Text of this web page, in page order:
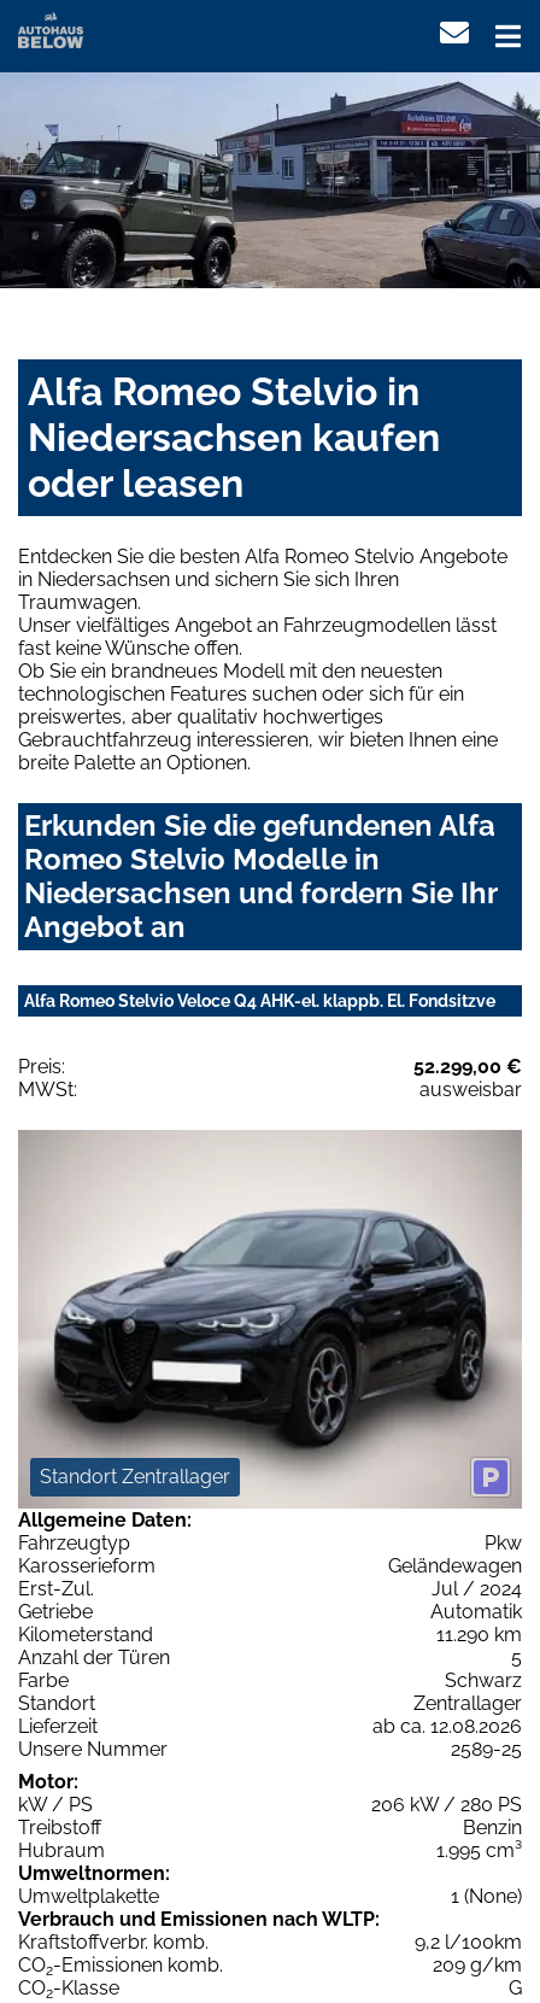
Alfa Romeo Stelvio in
Niedersachsen kaufen
oder leasen
Entdecken Sie die besten Alfa Romeo Stelvio Angebote
in Niedersachsen und sichern Sie sich Ihren
Traumwagen.
Unser vielfältiges Angebot an Fahrzeugmodellen lässt
fast keine Wünsche offen.
Ob Sie ein brandneues Modell mit den neuesten
technologischen Features suchen oder sich für ein
preiswertes, aber qualitativ hochwertiges
Gebrauchtfahrzeug interessieren, wir bieten Ihnen eine
breite Palette an Optionen.
Erkunden Sie die gefundenen Alfa
Romeo Stelvio Modelle in
Niedersachsen und fordern Sie Ihr
Angebot an
Alfa Romeo Stelvio Veloce Q4 AHK-el. klappb. El. Fondsitzve
Preis:
52.299,00 €
MWSt:
ausweisbar
Standort Zentrallager
Allgemeine Daten:
Fahrzeugtyp
Pkw
Karosserieform
Geländewagen
Erst-Zul.
Jul / 2024
Getriebe
Automatik
Kilometerstand
11.290 km
Anzahl der Türen
5
Farbe
Schwarz
Standort
Zentrallager
Lieferzeit
ab ca. 12.08.2026
Unsere Nummer
2589-25
Motor:
kW / PS
206 kW / 280 PS
Treibstoff
Benzin
Hubraum
1.995 cm³
Umweltnormen:
Umweltplakette
1 (None)
Verbrauch und Emissionen nach WLTP:
Kraftstoffverbr. komb.
9,2 l/100km
CO2-Emissionen komb.
209 g/km
CO2-Klasse
G